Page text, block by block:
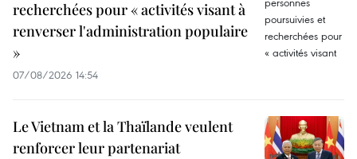
recherchées pour « activités visant à
renverser l'administration populaire
»
07/08/2026 14:54
Le Vietnam et la Thaïlande veulent
renforcer leur partenariat